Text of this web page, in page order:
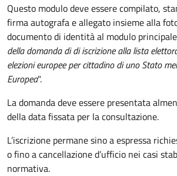
Questo modulo deve essere compilato,
firma autografa e allegato insieme alla
documento di identità al modulo
della domanda di di iscrizione alla lista
elezioni europee per cittadino di uno Stato
Europea".
La domanda deve essere presentata
della data fissata per la consultazione.
L’iscrizione permane sino a espressa
o fino a cancellazione d’ufficio nei casi
normativa.